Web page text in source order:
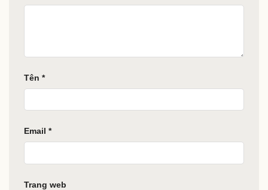
Tên *
Email *
Trang web